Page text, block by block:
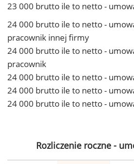
23 000 brutto ile to netto -
24 000 brutto ile to netto -
pracownik innej firmy
24 000 brutto ile to netto -
pracownik
24 000 brutto ile to netto -
24 000 brutto ile to netto -
24 000 brutto ile to netto -
Rozliczenie roczne -